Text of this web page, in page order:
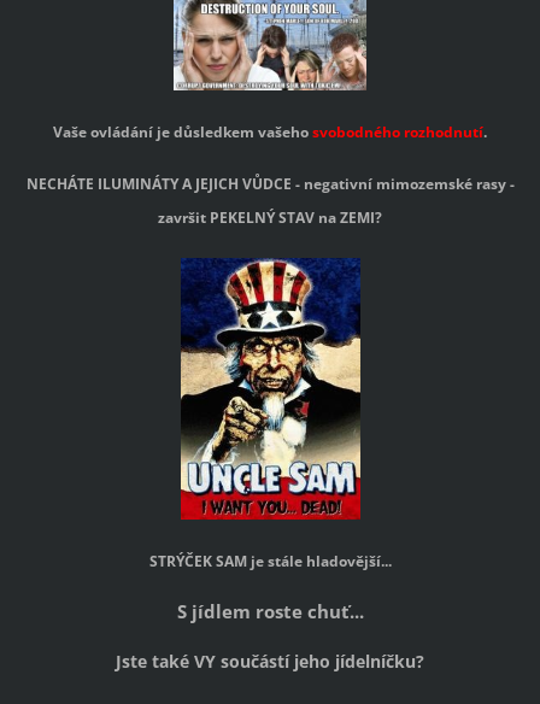
Vaše ovládání je důsledkem vašehosvobodného rozhodnutí.
NECHÁTE ILUMINÁTY A JEJICH VŮDCE - negativní mimozemské rasy -
završit PEKELNÝ STAV na ZEMI?
STRÝČEK SAM je stále hladovější...
S jídlem roste chuť...
Jste také VY součástí jeho jídelníčku?